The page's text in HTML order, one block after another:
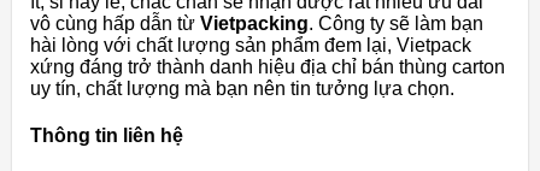
vô cùng hấp dẫn từ Vietpacking. Công ty sẽ làm bạn
hài lòng với chất lượng sản phẩm đem lại, Vietpack
xứng đáng trở thành danh hiệu địa chỉ bán thùng carton
uy tín, chất lượng mà bạn nên tin tưởng lựa chọn.
Thông tin liên hệ